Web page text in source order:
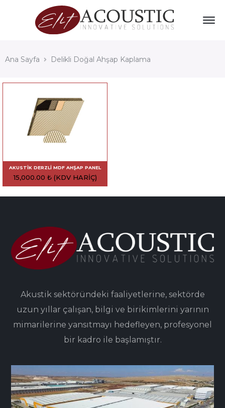
Ana Sayfa Delikli Doğal Ahşap Kaplama
AKUSTIK DERZLI MDF AHŞAP PANEL
15,000.00 ₺ (KDV HARIÇ)
Akustik sektöründeki faaliyetlerine, sektörde
uzun yıllar çalışan, bilgi ve birikimlerini yarının
mimarilerine yansıtmayı hedefleyen, profesyonel
bir kadro ile başlamıştır.